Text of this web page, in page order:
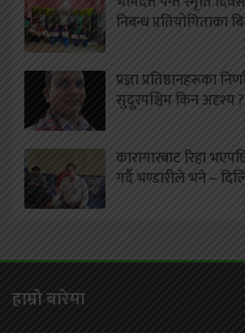
निबन्ध प्रतियोगिताका
प्रज्ञा प्रतिष्ठानहरूका
सुदूरपश्चिम किन अदृश्य ?
कारागारबाट रिहा
गर्दै भण्डारीले भने –
हाम्राे बारेमा